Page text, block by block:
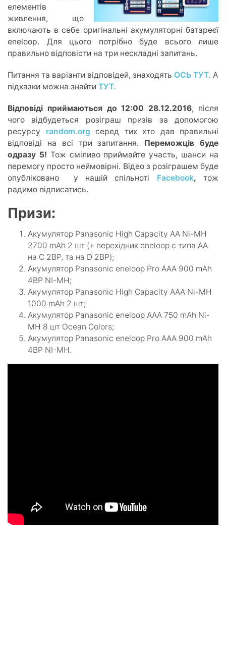
елементів
живлення, що
включають в себе оригінальні акумуляторні батареєї
eneloop. Для цього потрібно буде всього лише
правильно відповісти на три нескладні запитань.
Питання та варіанти відповідей, знаходять ОСЬ ТУТ. А
підказки можна знайти ТУТ.
Відповіді приймаються до 12:00 28.12.2016, після
чого відбудеться розіграш призів за допомогою
ресурсу random.org серед тих хто дав правильні
відповіді на всі три запитання. Переможців буде
одразу 5! Тож сміливо приймайте участь, шанси на
перемогу просто неймовірні. Відео з розіграшем буде
опубліковано у нашій спільноті Facebook,тож
радимо підписатись.
Призи:
Акумулятор Panasonic High Capacity AA Ni-MH
2700 mAh 2 шт (+ перехідник eneloop с типа AA
на C 2BP, та на D 2BP);
Акумулятор Panasonic eneloop Pro AAA 900 mAh
4BP NI-MH;
Акумулятор Panasonic High Capacity AAA Ni-MH
1000 mAh 2 шт;
Акумулятор Panasonic eneloop AAA 750 mAh Ni-
MH 8 шт Ocean Colors;
Акумулятор Panasonic eneloop Pro AAA 900 mAh
4BP NI-MH.